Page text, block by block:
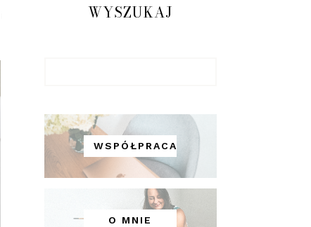
WYSZUKAJ
WSPÓŁPRACA
O MNIE